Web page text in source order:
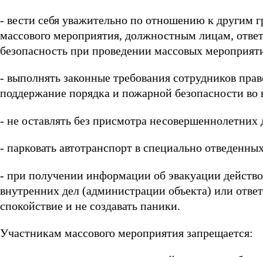
- вести себя уважительно по отношению к другим
массового мероприятия, должностным лицам,
безопасность при проведении массовых
- выполнять законные требования сотрудников
поддержание порядка и пожарной безопасности
- не оставлять без присмотра несовершеннолетних
- парковать автотранспорт в специально
- при получении информации об эвакуации
внутренних дел (администрации объекта) или
спокойствие и не создавать паники.
Участникам массового мероприятия запрещается: